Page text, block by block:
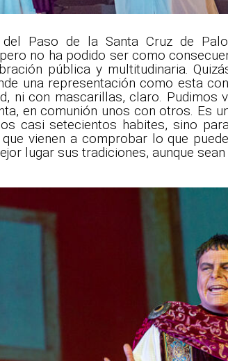
del Paso de la Santa Cruz de
no ha podido ser como
pública y multitudinaria.
una representación como esta
ni con mascarillas, claro. Pudimos
en comunión unos con otros. Es
casi setecientos habites, sino
vienen a comprobar lo que
lugar sus tradiciones, aunque